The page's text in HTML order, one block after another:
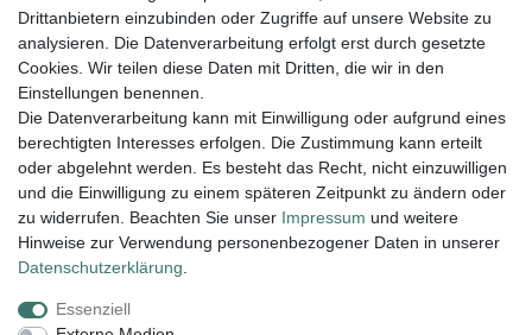
In den Warenkorb
*inkl. ges. MwSt. zzgl.Versandkosten
Lieferung und Versand
Impressum Daten­schutz­erklärung AGB
Widerrufs­recht
Drittanbietern einzubinden oder Zugriffe auf unsere Website zu
analysieren. Die Datenverarbeitung erfolgt erst durch gesetzte
Cookies. Wir teilen diese Daten mit Dritten, die wir in den
Einstellungen benennen.
Die Datenverarbeitung kann mit Einwilligung oder aufgrund eines
berechtigten Interesses erfolgen. Die Zustimmung kann erteilt
oder abgelehnt werden. Es besteht das Recht, nicht einzuwilligen
und die Einwilligung zu einem späteren Zeitpunkt zu ändern oder
zu widerrufen. Beachten Sie unser Impressum und weitere
Hinweise zur Verwendung personenbezogener Daten in unserer
Daten­schutz­erklärung
Essenziell